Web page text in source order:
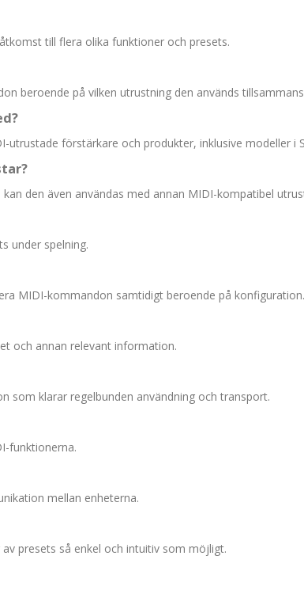
till flera olika funktioner och presets.
beroende på vilken utrustning den används
förstärkare och produkter, inklusive modeller i
den även användas med annan MIDI-kompatibel
under spelning.
MIDI-kommandon samtidigt beroende på konfiguration.
och annan relevant information.
som klarar regelbunden användning och transport.
funktionerna.
mellan enheterna.
presets så enkel och intuitiv som möjligt.